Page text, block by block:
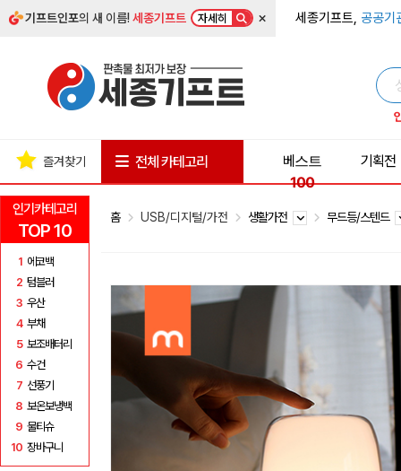
기프트인포의 새 이름!세종기프트 자세히 × 세종기프트, 공공기
인기카테고리
TOP 10
1 에코백
2 텀블러
3 우산
4 부채
5 보조배터리
6 수건
7 선풍기
8 보온보냉백
9 물티슈
10 장바구니
즐겨찾기 전체 카테고리
베스트
100
기획전
홈 USB/디지털/가전 생활가전 무드등/스텐드